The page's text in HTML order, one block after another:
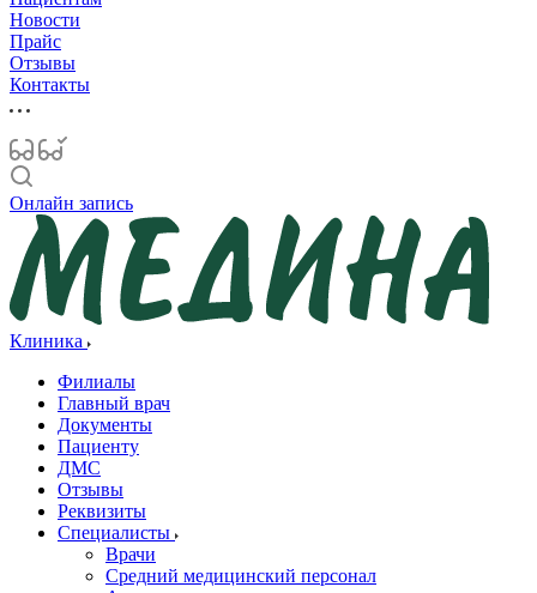
Новости
Прайс
Отзывы
Контакты
Онлайн запись
Клиника
Филиалы
Главный врач
Документы
Пациенту
ДМС
Отзывы
Реквизиты
Специалисты
Врачи
Средний медицинский персонал